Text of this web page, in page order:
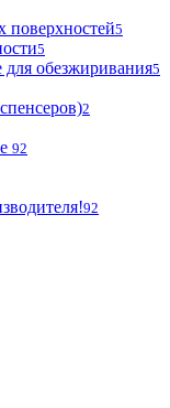
поверхностей5
5
обезжиривания5
2
92
92